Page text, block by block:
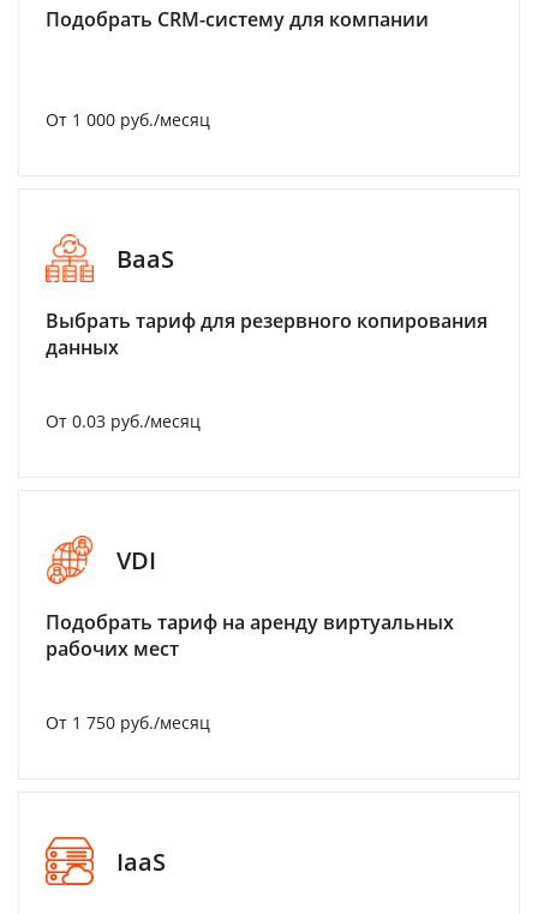
Подобрать CRM-систему для компании
От 1 000 руб./месяц
BaaS
Выбрать тариф для резервного копирования
данных
От 0.03 руб./месяц
VDI
Подобрать тариф на аренду виртуальных
рабочих мест
От 1 750 руб./месяц
IaaS